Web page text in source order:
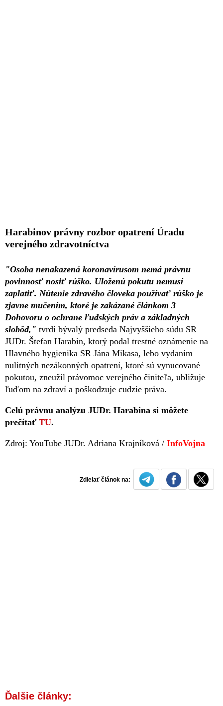
Harabinov právny rozbor opatrení Úradu
verejného zdravotníctva
"Osoba nenakazená koronavírusom nemá právnu
povinnosť nosiť rúško. Uloženú pokutu nemusí
zaplatiť. Nútenie zdravého človeka používať rúško je
zjavne mučením, ktoré je zakázané článkom 3
Dohovoru o ochrane ľudských práv a základných
slobôd," tvrdí bývalý predseda Najvyššieho súdu SR
JUDr. Štefan Harabin, ktorý podal trestné oznámenie na
Hlavného hygienika SR Jána Mikasa, lebo vydaním
nulitných nezákonných opatrení, ktoré sú vynucované
pokutou, zneužil právomoc verejného činiteľa, ubližuje
ľuďom na zdraví a poškodzuje cudzie práva.
Celú právnu analýzu JUDr. Harabina si môžete
prečítať TU.
Zdroj: YouTube JUDr. Adriana Krajníková / InfoVojna
Zdielať článok na:
Ďalšie články: